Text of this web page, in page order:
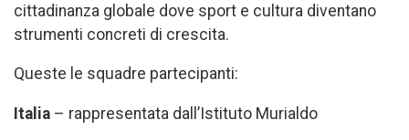
cittadinanza globale dove sport e cultura diventano
strumenti concreti di crescita.
Queste le squadre partecipanti:
Italia – rappresentata dall’Istituto Murialdo